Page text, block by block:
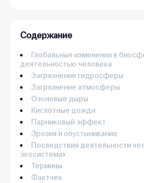
Содержание
Глобальные изменения в
деятельностью человека
Загрязнение гидросферы
Загрязнение атмосферы
Озоновые дыры
Кислотные дожди
Парниковый эффект
Эрозия и опустынивание
Последствия деятельности
экосистемах
Термины
Фактчек